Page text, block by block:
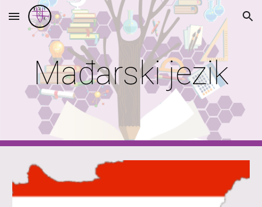
Skip to main content Skip to navigation
Mađarskijezik